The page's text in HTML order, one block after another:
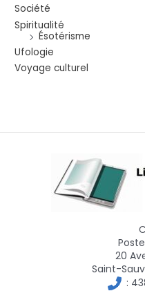
Société
Spiritualité
Ésotérisme
Ufologie
Voyage culturel
20
Saint-
: